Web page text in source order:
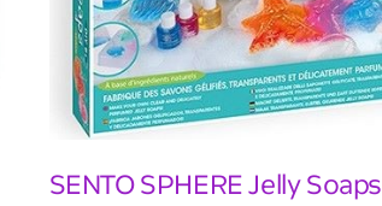
SENTO SPHERE Jelly Soaps